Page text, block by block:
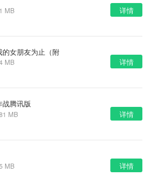
MB
详情
的女朋友为止（附
MB
详情
战腾讯版
MB
详情
MB
详情